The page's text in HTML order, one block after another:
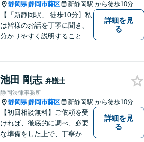
静岡県|静岡市葵区 新静岡駅 から徒歩10分
【「新静岡駅」 徒歩10分】私
は皆様のお話を丁寧に聞き、
分かりやすく説明することを
す。 どんな些細なことでも結
構ですので、お気軽にご相談
ください。
詳細を見
る
池田 剛志 弁護士
静岡法律事務所
静岡県|静岡市葵区 新静岡駅 から徒歩10分
【初回相談無料】ご依頼を受
ければ、徹底的に調べ、必要
な準備をした上で、丁寧かつ
詳細を見
る